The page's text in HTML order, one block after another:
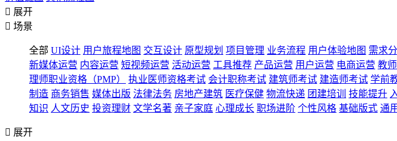
 展开
 场景
全部 UI设计 用户旅程地图 交互设计 原型规划 项目管理 业务流程 用户体验地图 需求
新媒体运营 内容运营 短视频运营 活动运营 工具推荐 产品运营 用户运营 电商运营 教
理师职业资格（PMP）
执业医师资格考试 会计职称考试 建筑师考试 建造师考试 学前
制造 商务销售 媒体出版 法律法务 房地产建筑 医疗保健 物流快递 团建培训 技能提升
知识 人文历史 投资理财 文学名著 亲子家庭 心理成长 职场进阶 个性风格 基础版式 通
 展开